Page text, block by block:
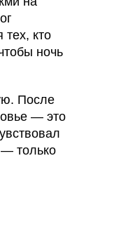
кто
ночь
После
— это
только